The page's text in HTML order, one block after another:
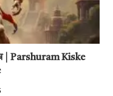
| Parshuram Kiske